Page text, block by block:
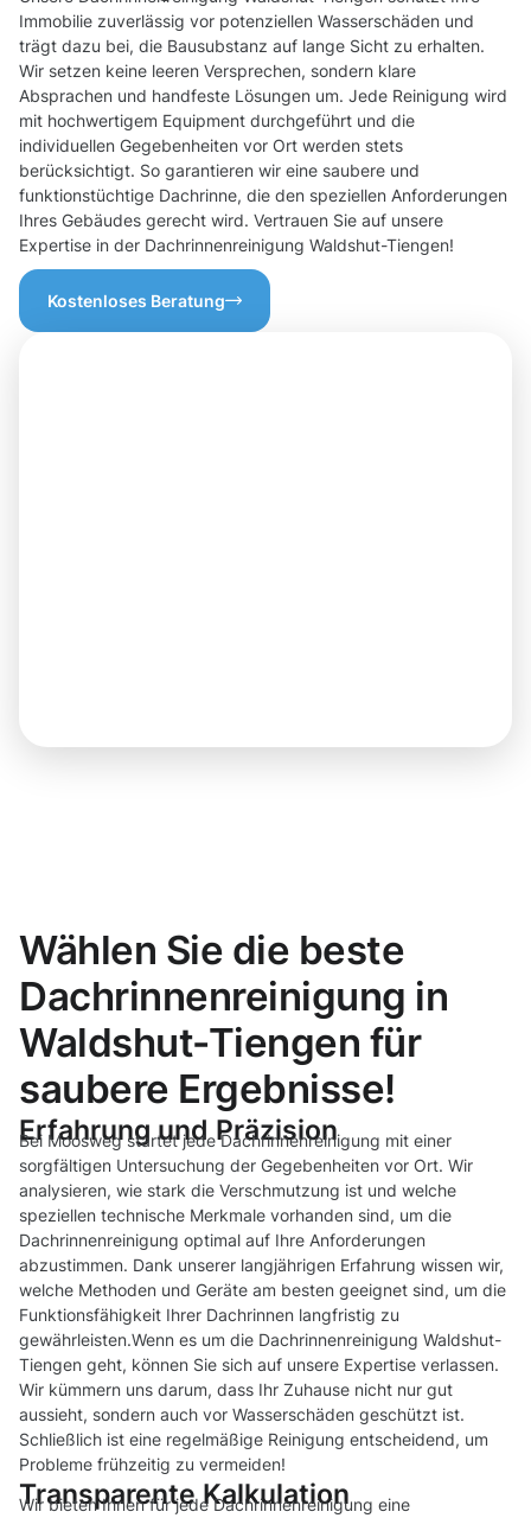
Immobilie zuverlässig vor potenziellen Wasserschäden und
trägt dazu bei, die Bausubstanz auf lange Sicht zu erhalten.
Wir setzen keine leeren Versprechen, sondern klare
Absprachen und handfeste Lösungen um. Jede Reinigung wird
mit hochwertigem Equipment durchgeführt und die
individuellen Gegebenheiten vor Ort werden stets
berücksichtigt. So garantieren wir eine saubere und
funktionstüchtige Dachrinne, die den speziellen Anforderungen
Ihres Gebäudes gerecht wird. Vertrauen Sie auf unsere
Expertise in der Dachrinnenreinigung Waldshut-Tiengen!
Kostenloses Beratung
Wählen Sie die beste
Dachrinnenreinigung in
Waldshut-Tiengen für
saubere Ergebnisse!
Erfahrung und Präzision
Bei Moosweg startet jede Dachrinnenreinigung mit einer
sorgfältigen Untersuchung der Gegebenheiten vor Ort. Wir
analysieren, wie stark die Verschmutzung ist und welche
speziellen technische Merkmale vorhanden sind, um die
Dachrinnenreinigung optimal auf Ihre Anforderungen
abzustimmen. Dank unserer langjährigen Erfahrung wissen wir,
welche Methoden und Geräte am besten geeignet sind, um die
Funktionsfähigkeit Ihrer Dachrinnen langfristig zu
gewährleisten.Wenn es um die Dachrinnenreinigung Waldshut-
Tiengen geht, können Sie sich auf unsere Expertise verlassen.
Wir kümmern uns darum, dass Ihr Zuhause nicht nur gut
aussieht, sondern auch vor Wasserschäden geschützt ist.
Schließlich ist eine regelmäßige Reinigung entscheidend, um
Probleme frühzeitig zu vermeiden!
Transparente Kalkulation
Wir bieten Ihnen für jede Dachrinnenreinigung eine